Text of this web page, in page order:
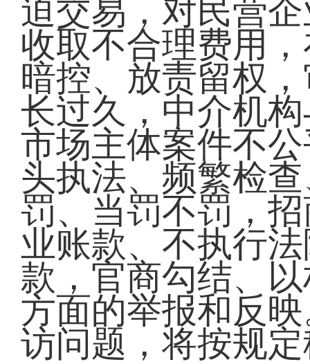
迫交易，对民营
收取不合理费用
暗控、放责留权
长过久，中介机
市场主体案件不
头执法、频繁检
罚、当罚不罚，
业账款、不执行
款，官商勾结、
方面的举报和反
访问题，将按规